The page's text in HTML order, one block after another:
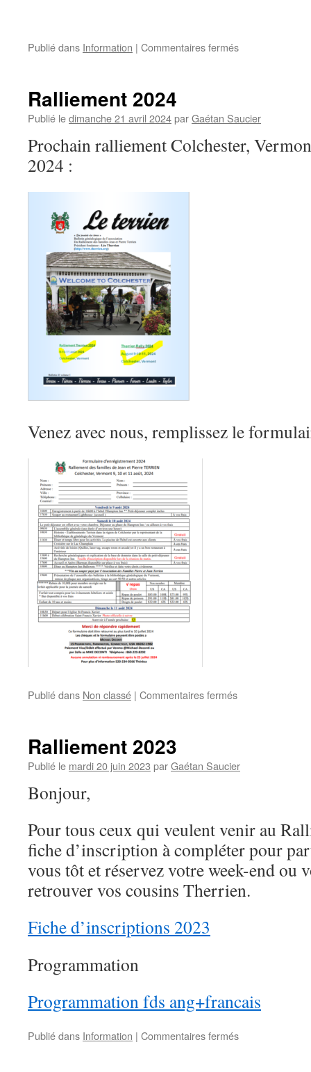
Publié dans Information | Commentaires ferméssur
sur
terre
de
Ralliement 2024
Publié ledimanche 21 avril 2024parGaétan Saucier
Prochain ralliement Colchester,
2024 :
Venez avec nous, remplissez le
Publié dans Non classé | Commentaires ferméssur
Ralliement 2023
Publié le mardi 20 juin 2023 parGaétan Saucier
Bonjour,
Pour tous ceux qui veulent venir au
fiche d’inscription à compléter pour
vous tôt et réservez votre week-end ou
retrouver vos cousins Therrien.
Fiche d’inscriptions 2023
Programmation
Programmation fds ang+francais
Publié dans Information | Commentaires ferméssur